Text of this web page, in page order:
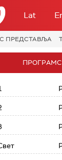
Lat
ПРЕДСТАВЉА